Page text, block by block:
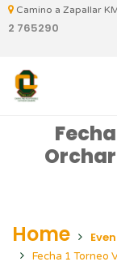
Camino a Zapallar
2 765290
Home
Fecha 1 Torneo